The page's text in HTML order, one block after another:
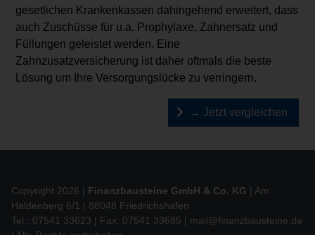
gesetlichen Krankenkassen dahingehend erweitert, dass
auch Zuschüsse für u.a. Prophylaxe, Zahnersatz und
Füllungen geleistet werden. Eine
Zahnzusatzversicherung ist daher oftmals die beste
Lösung um Ihre Versorgungslücke zu verringern.
→ Jetzt vergleichen
Copyright 2026 | Finanzbausteine GmbH & Co. KG | Am
Haldenberg 6/1 | 88048 Friedrichshafen
Tel.: 07541 33623 | Fax: 07541 33685 | mail@finanzbausteine.de